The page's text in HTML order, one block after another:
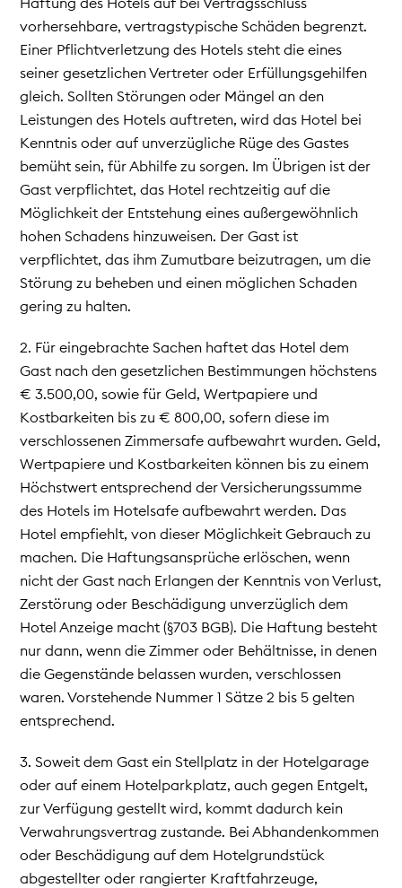
vorhersehbare, vertragstypische Schäden begrenzt.
Einer Pflichtverletzung des Hotels steht die eines
seiner gesetzlichen Vertreter oder Erfüllungsgehilfen
gleich. Sollten Störungen oder Mängel an den
Leistungen des Hotels auftreten, wird das Hotel bei
Kenntnis oder auf unverzügliche Rüge des Gastes
bemüht sein, für Abhilfe zu sorgen. Im Übrigen ist der
Gast verpflichtet, das Hotel rechtzeitig auf die
Möglichkeit der Entstehung eines außergewöhnlich
hohen Schadens hinzuweisen. Der Gast ist
verpflichtet, das ihm Zumutbare beizutragen, um die
Störung zu beheben und einen möglichen Schaden
gering zu halten.
2. Für eingebrachte Sachen haftet das Hotel dem
Gast nach den gesetzlichen Bestimmungen höchstens
€ 3.500,00, sowie für Geld, Wertpapiere und
Kostbarkeiten bis zu € 800,00, sofern diese im
verschlossenen Zimmersafe aufbewahrt wurden. Geld,
Wertpapiere und Kostbarkeiten können bis zu einem
Höchstwert entsprechend der Versicherungssumme
des Hotels im Hotelsafe aufbewahrt werden. Das
Hotel empfiehlt, von dieser Möglichkeit Gebrauch zu
machen. Die Haftungsansprüche erlöschen, wenn
nicht der Gast nach Erlangen der Kenntnis von Verlust,
Zerstörung oder Beschädigung unverzüglich dem
Hotel Anzeige macht (§703 BGB). Die Haftung besteht
nur dann, wenn die Zimmer oder Behältnisse, in denen
die Gegenstände belassen wurden, verschlossen
waren. Vorstehende Nummer 1 Sätze 2 bis 5 gelten
entsprechend.
3. Soweit dem Gast ein Stellplatz in der Hotelgarage
oder auf einem Hotelparkplatz, auch gegen Entgelt,
zur Verfügung gestellt wird, kommt dadurch kein
Verwahrungsvertrag zustande. Bei Abhandenkommen
oder Beschädigung auf dem Hotelgrundstück
abgestellter oder rangierter Kraftfahrzeuge,